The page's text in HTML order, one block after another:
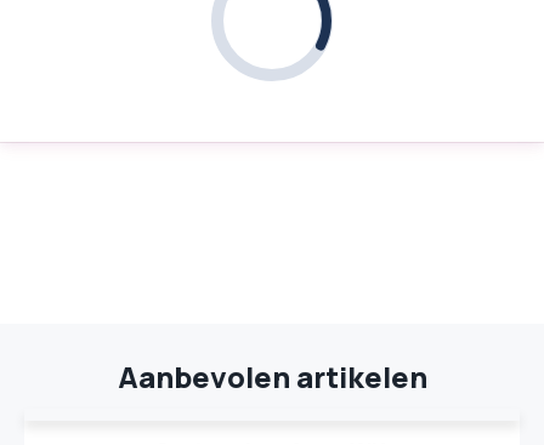
Aanbevolen artikelen